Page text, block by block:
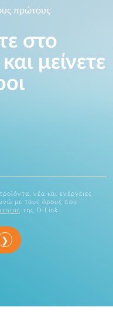
πρώτους
στο
μείνετε
νέα και ενέργειες
με τους όρους που
της D-Link.